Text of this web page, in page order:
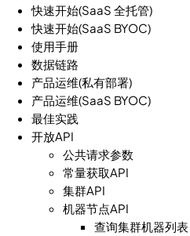
快速开始(SaaS 全托管)
快速开始(SaaS BYOC)
使用手册
数据链路
产品运维(私有部署)
产品运维(SaaS BYOC)
最佳实践
开放API
公共请求参数
常量获取API
集群API
机器节点API
查询集群机器列表